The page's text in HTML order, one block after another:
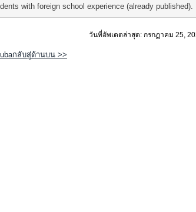
with foreign school experience (already published).
วันที่อัพเดตล่าสุด: กรกฏาคม 25,
กลับสู่ด้านบน >>